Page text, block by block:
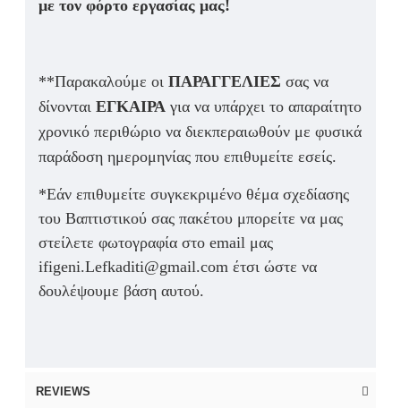
με τον φόρτο εργασίας μας!
**Παρακαλούμε οι ΠΑΡΑΓΓΕΛΙΕΣ σας να
δίνονται ΕΓΚΑΙΡΑ για να υπάρχει το απαραίτητο
χρονικό περιθώριο να διεκπεραιωθούν με φυσικά
παράδοση ημερομηνίας που επιθυμείτε εσείς.
*Εάν επιθυμείτε συγκεκριμένο θέμα σχεδίασης
του Βαπτιστικού σας πακέτου μπορείτε να μας
στείλετε φωτογραφία στο email μας
ifigeni.Lefkaditi@gmail.com έτσι ώστε να
δουλέψουμε βάση αυτού.
REVIEWS